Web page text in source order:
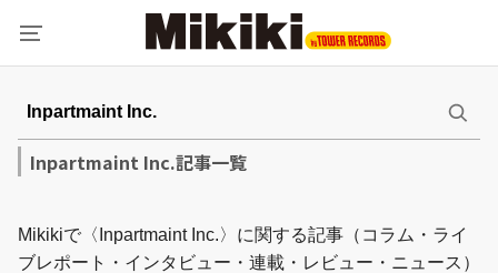
Inpartmaint Inc.記事一覧
Mikikiで〈Inpartmaint Inc.〉に関する記事（コラム・ライ
ブレポート・インタビュー・連載・レビュー・ニュース）